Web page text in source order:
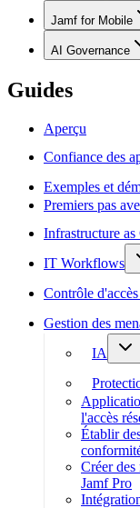
Jamf for Mobile
AI Governance
Guides
Aperçu
Confiance des
Exemples et
Premiers pas
Infrastructure as
IT Workflows
Contrôle
Gestion des
IA
l'accès
Établir
Créer
Jamf Pro